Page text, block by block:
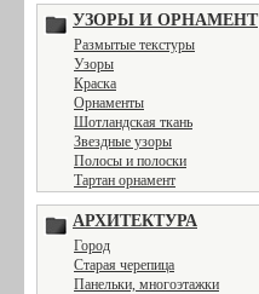
УЗОРЫ И ОРНАМЕНТ
Размытые текстуры
Узоры
Краска
Орнаменты
Шотландская ткань
Звездные узоры
Полосы и полоски
Тартан орнамент
АРХИТЕКТУРА
Город
Старая черепица
Панельки, многоэтажки